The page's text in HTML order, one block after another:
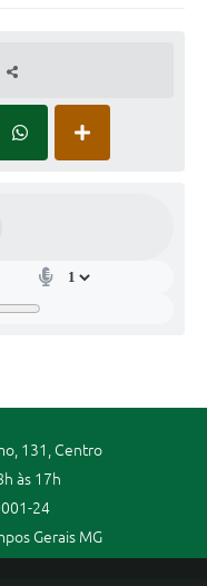
131, Centro
às 17h
24
Gerais MG